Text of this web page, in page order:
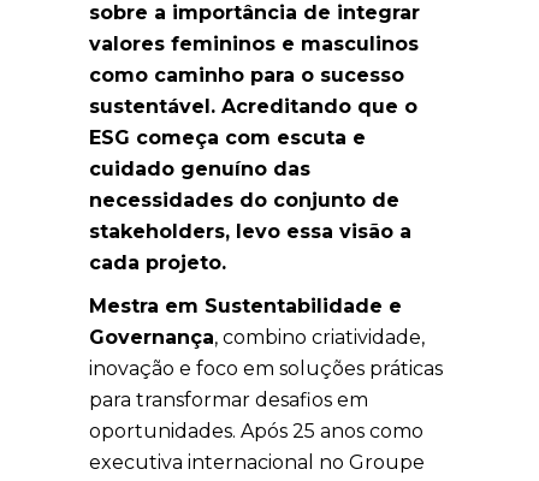
sobre a importância de integrar
valores femininos e masculinos
como caminho para o sucesso
sustentável. Acreditando que o
ESG começa com escuta e
cuidado genuíno das
necessidades do conjunto de
stakeholders, levo essa visão a
cada projeto.
Mestra em Sustentabilidade e
Governança, combino criatividade,
inovação e foco em soluções práticas
para transformar desafios em
oportunidades. Após 25 anos como
executiva internacional no Groupe